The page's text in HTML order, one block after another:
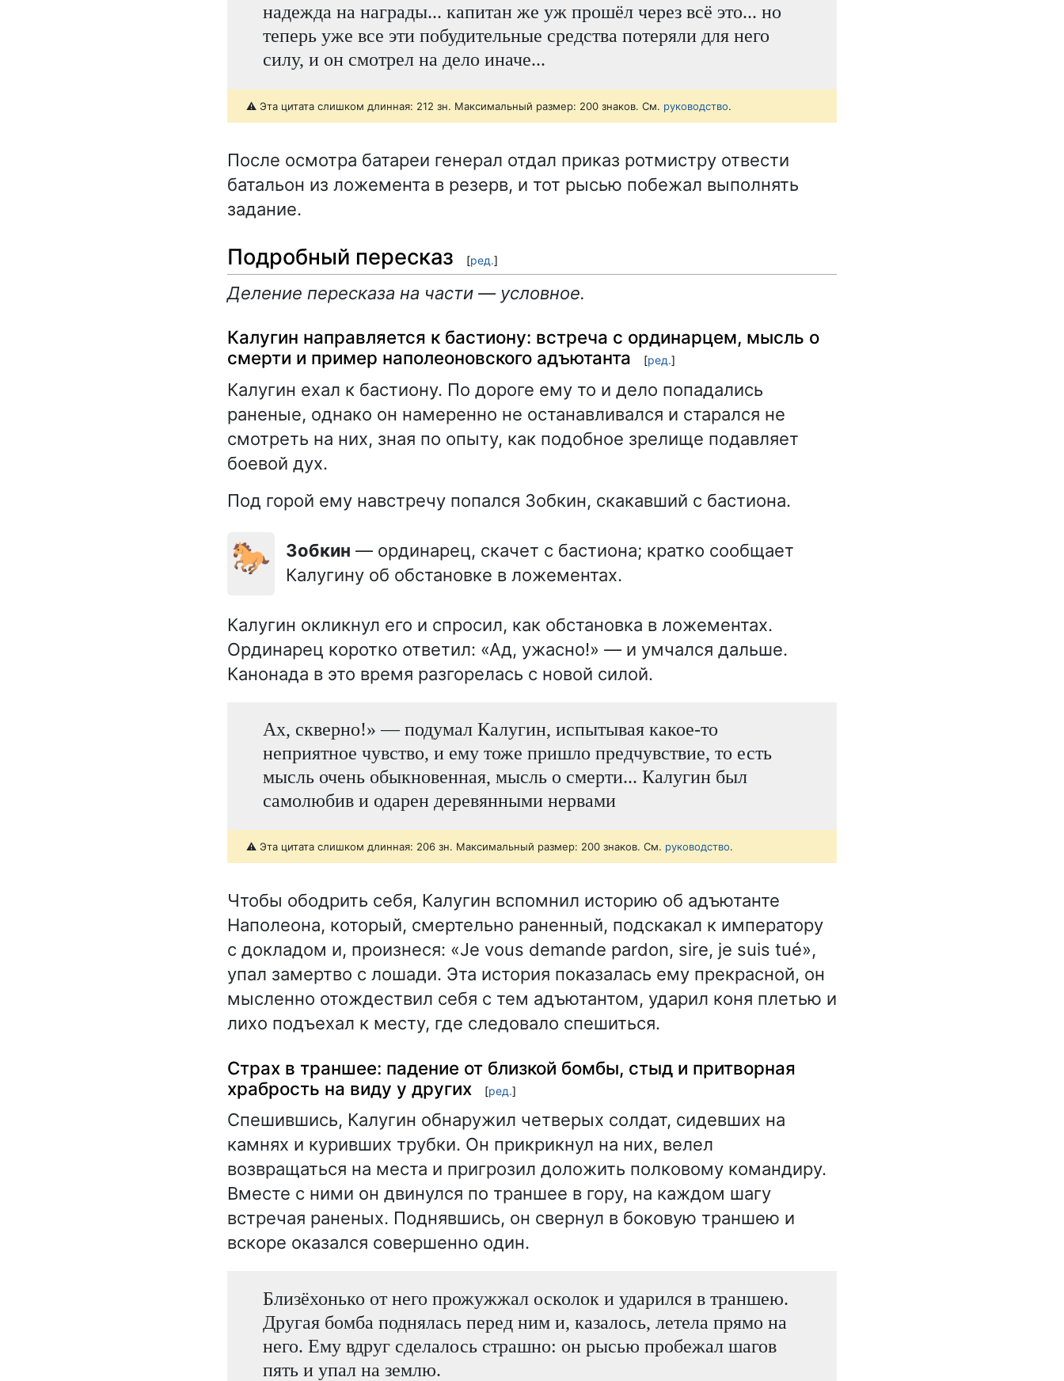
надежда на награды... капитан же уж прошёл через всё это... но
теперь уже все эти побудительные средства потеряли для него
силу, и он смотрел на дело иначе...
⚠️ Эта цитата слишком длинная: 212 зн. Максимальный размер: 200 знаков. См. руководство.
После осмотра батареи генерал отдал приказ ротмистру отвести
батальон из ложемента в резерв, и тот рысью побежал выполнять
задание.
Подробный пересказ [ред.]
Деление пересказа на части — условное.
Калугин направляется к бастиону: встреча с ординарцем, мысль о
смерти и пример наполеоновского адъютанта
[ред.]
Калугин ехал к бастиону. По дороге ему то и дело попадались
раненые, однако он намеренно не останавливался и старался не
смотреть на них, зная по опыту, как подобное зрелище подавляет
боевой дух.
Под горой ему навстречу попался Зобкин, скакавший с бастиона.
🐎 Зобкин — ординарец, скачет с бастиона; кратко сообщает
Калугину об обстановке в ложементах.
Калугин окликнул его и спросил, как обстановка в ложементах.
Ординарец коротко ответил: «Ад, ужасно!» — и умчался дальше.
Канонада в это время разгорелась с новой силой.
Ах, скверно!» — подумал Калугин, испытывая какое-то
неприятное чувство, и ему тоже пришло предчувствие, то есть
мысль очень обыкновенная, мысль о смерти... Калугин был
самолюбив и одарен деревянными нервами
⚠️ Эта цитата слишком длинная: 206 зн. Максимальный размер: 200 знаков. См. руководство.
Чтобы ободрить себя, Калугин вспомнил историю об адъютанте
Наполеона, который, смертельно раненный, подскакал к императору
с докладом и, произнеся: «Je vous demande pardon, sire, je suis tué»,
упал замертво с лошади. Эта история показалась ему прекрасной, он
мысленно отождествил себя с тем адъютантом, ударил коня плетью и
лихо подъехал к месту, где следовало спешиться.
Страх в траншее: падение от близкой бомбы, стыд и притворная
храбрость на виду у других
[ред.]
Спешившись, Калугин обнаружил четверых солдат, сидевших на
камнях и куривших трубки. Он прикрикнул на них, велел
возвращаться на места и пригрозил доложить полковому командиру.
Вместе с ними он двинулся по траншее в гору, на каждом шагу
встречая раненых. Поднявшись, он свернул в боковую траншею и
вскоре оказался совершенно один.
Близёхонько от него прожужжал осколок и ударился в траншею.
Другая бомба поднялась перед ним и, казалось, летела прямо на
него. Ему вдруг сделалось страшно: он рысью пробежал шагов
пять и упал на землю.